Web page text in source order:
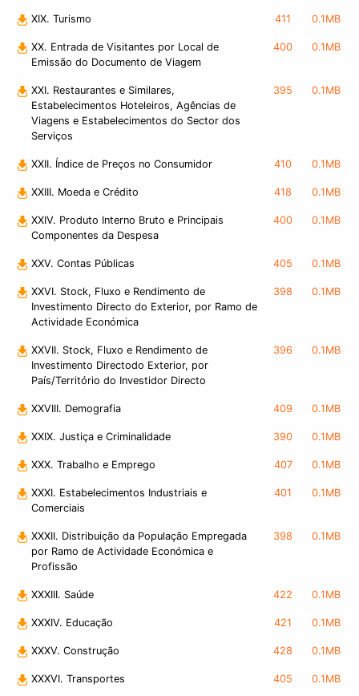
XIX. Turismo 411 0.1MB
XX. Entrada de Visitantes por Local de
Emissão do Documento de Viagem
400 0.1MB
XXI. Restaurantes e Similares,
Estabelecimentos Hoteleiros, Agências de
Viagens e Estabelecimentos do Sector dos
Serviços
395 0.1MB
XXII. Índice de Preços no Consumidor 410 0.1MB
XXIII. Moeda e Crédito 418 0.1MB
XXIV. Produto Interno Bruto e Principais
Componentes da Despesa
400 0.1MB
XXV. Contas Públicas 405 0.1MB
XXVI. Stock, Fluxo e Rendimento de
Investimento Directo do Exterior, por Ramo de
Actividade Económica
398 0.1MB
XXVII. Stock, Fluxo e Rendimento de
Investimento Directodo Exterior, por
País/Território do Investidor Directo
396 0.1MB
XXVIII. Demografia 409 0.1MB
XXIX. Justiça e Criminalidade 390 0.1MB
XXX. Trabalho e Emprego 407 0.1MB
XXXI. Estabelecimentos Industriais e
Comerciais
401 0.1MB
XXXII. Distribuição da População Empregada
por Ramo de Actividade Económica e
Profissão
398 0.1MB
XXXIII. Saúde 422 0.1MB
XXXIV. Educação 421 0.1MB
XXXV. Construção 428 0.1MB
XXXVI. Transportes 405 0.1MB